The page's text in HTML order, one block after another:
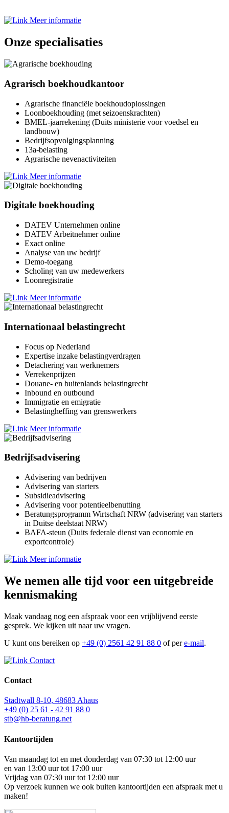
Meer informatie
Onze specialisaties
Agrarisch boekhoudkantoor
Agrarische financiële boekhoudoplossingen
Loonboekhouding (met seizoenskrachten)
BMEL-jaarrekening (Duits ministerie voor voedsel en
landbouw)
Bedrijfsopvolgingsplanning
13a-belasting
Agrarische nevenactiviteiten
Meer informatie
Digitale boekhouding
DATEV Unternehmen online
DATEV Arbeitnehmer online
Exact online
Analyse van uw bedrijf
Demo-toegang
Scholing van uw medewerkers
Loonregistratie
Meer informatie
Internationaal belastingrecht
Focus op Nederland
Expertise inzake belastingverdragen
Detachering van werknemers
Verrekenprijzen
Douane- en buitenlands belastingrecht
Inbound en outbound
Immigratie en emigratie
Belastingheffing van grenswerkers
Meer informatie
Bedrijfsadvisering
Advisering van bedrijven
Advisering van starters
Subsidieadvisering
Advisering voor potentieelbenutting
Beratungsprogramm Wirtschaft NRW (advisering van starters
in Duitse deelstaat NRW)
BAFA-steun (Duits federale dienst van economie en
exportcontrole)
Meer informatie
We nemen alle tijd voor een uitgebreide
kennismaking
Maak vandaag nog een afspraak voor een vrijblijvend eerste
gesprek. We kijken uit naar uw vragen.
U kunt ons bereiken op +49 (0) 2561 42 91 88 0 of pere-mail.
Contact
Contact
Stadtwall 8-10, 48683 Ahaus
+49 (0) 25 61 - 42 91 88 0
stb@hb-beratung.net
Kantoortijden
Van maandag tot en met donderdag van 07:30 tot 12:00 uur
en van 13:00 uur tot 17:00 uur
Vrijdag van 07:30 uur tot 12:00 uur
Op verzoek kunnen we ook buiten kantoortijden een afspraak met u
maken!